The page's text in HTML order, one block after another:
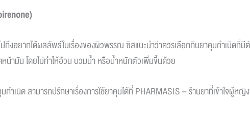
ถึงอยากได้ผลลัพธ์ในเรื่องของผิวพรรณ ซิสแนะนำว่าควรเลือกกินยาคุมกำเนิดที่มี
น้ามัน โดยไม่ทำให้อ้วน บวมน้ำ หรือน้ำหนักตัวเพิ่มขึ้นด้วย
ำเนิด สามารถปรึกษาเรื่องการใช้ยาคุมได้ที่ PHARMASIS –ร้านยาที่เข้าใจผู้หญิง